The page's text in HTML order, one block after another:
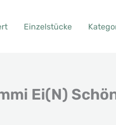
Einzelstücke
Ei(N)